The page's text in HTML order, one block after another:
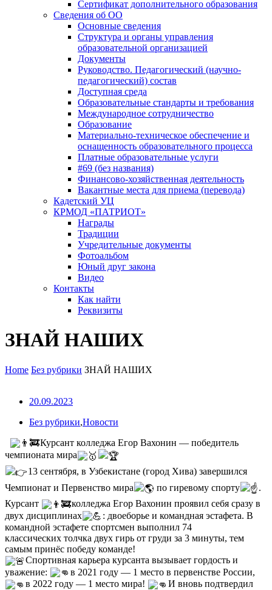
Сертификат дополнительного образования
Сведения об ОО
Основные сведения
Структура и органы управления
образовательной организацией
Документы
Руководство. Педагогический (научно-
педагогический) состав
Доступная среда
Образовательные стандарты и требования
Международное сотрудничество
Образование
Материально-техническое обеспечение и
оснащенность образовательного процесса
Платные образовательные услуги
#69 (без названия)
Финансово-хозяйственная деятельность
Вакантные места для приема (перевода)
Кадетский УЦ
КРМОД «ПАТРИОТ»
Награды
Традиции
Учредительные документы
Фотоальбом
Юный друг закона
Видео
Контакты
Как найти
Реквизиты
ЗНАЙ НАШИХ
Home Без рубрики ЗНАЙ НАШИХ
20.09.2023
Без рубрики,Новости
Курсант колледжа Егор Вахонин — победитель
чемпионата мира
13 сентября, в Узбекистане (город Хива) завершился
Чемпионат и Первенство мира
по гиревому спорту
.
Курсант
колледжа Егор Вахонин проявил себя сразу в
двух дисциплинах
: двоеборье и командная эстафета. В
командной эстафете спортсмен выполнил 74
классических толчка двух гирь от груди за 3 минуты, тем
самым принёс победу команде!
Спортивная карьера курсанта вызывает гордость и
уважение:
в 2021 году — 1 место в первенстве России,
в 2022 году — 1 место мира!
И вновь подтвердил